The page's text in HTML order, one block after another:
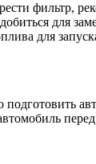
фильтр,
для
для